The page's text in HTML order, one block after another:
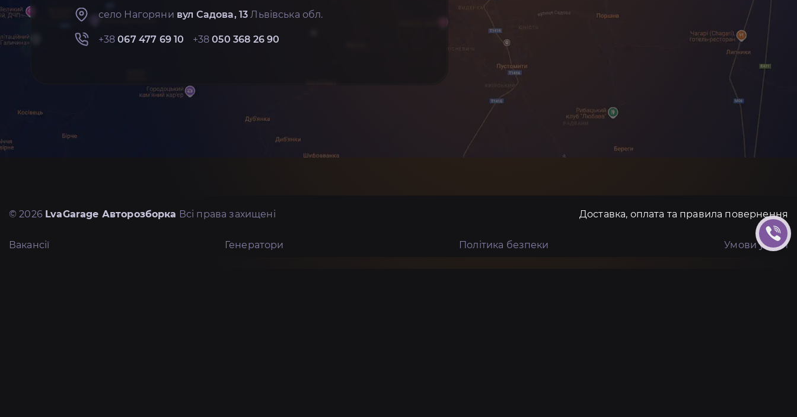
село Нагоряни вул Садова, 13 Львівська обл.
+38067 477 69 10 +38050 368 26 90
© 2026 LvaGarage Авторозборка Всі права захищені Доставка, оплата та правила повернення
Вакансії Генератори Політика безпеки Умови угоди